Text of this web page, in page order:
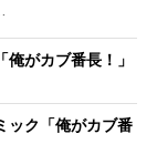
がカブ番長！」
ク「俺がカブ番